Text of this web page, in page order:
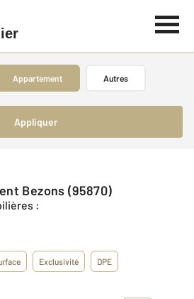
Appartement Autres
Appliquer
Bezons (95870)
:
Exclusivité DPE